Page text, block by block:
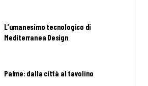
L’umanesimo tecnologico di
Mediterranea Design
Palme: dalla città al tavolino